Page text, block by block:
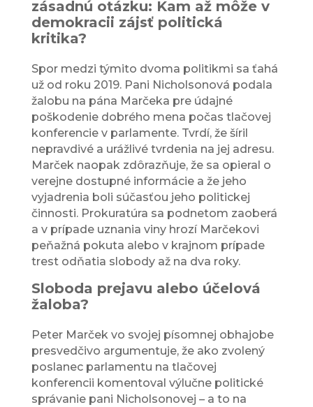
zásadnú otázku: Kam až môže v
demokracii zájsť politická
kritika?
Spor medzi týmito dvoma politikmi sa ťahá
už od roku 2019. Pani Nicholsonová podala
žalobu na pána Marčeka pre údajné
poškodenie dobrého mena počas tlačovej
konferencie v parlamente. Tvrdí, že šíril
nepravdivé a urážlivé tvrdenia na jej adresu.
Marček naopak zdôrazňuje, že sa opieral o
verejne dostupné informácie a že jeho
vyjadrenia boli súčasťou jeho politickej
činnosti. Prokuratúra sa podnetom zaoberá
a v prípade uznania viny hrozí Marčekovi
peňažná pokuta alebo v krajnom prípade
trest odňatia slobody až na dva roky.
Sloboda prejavu alebo účelová
žaloba?
Peter Marček vo svojej písomnej obhajobe
presvedčivo argumentuje, že ako zvolený
poslanec parlamentu na tlačovej
konferencii komentoval výlučne politické
správanie pani Nicholsonovej – a to na